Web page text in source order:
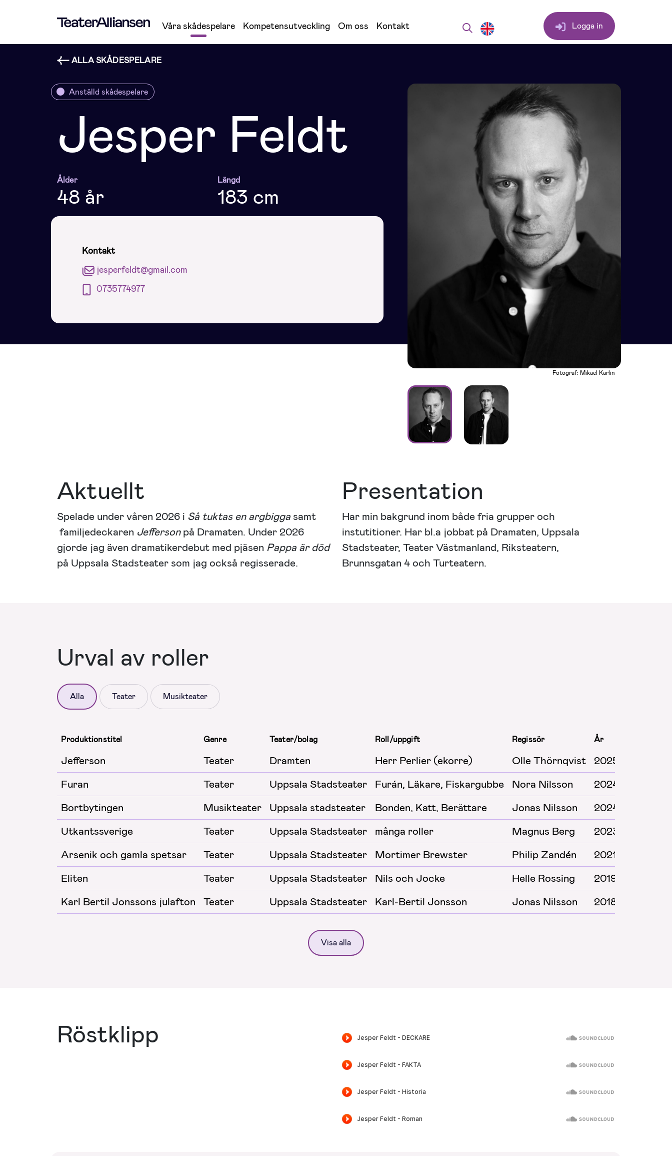
Våra skådespelare Kompetensutveckling Om oss Kontakt Logga in
ALLA SKÅDESPELARE
Anställd skådespelare
Jesper Feldt
Ålder
48 år
Längd
183 cm
Kontakt
jesperfeldt@gmail.com
0735774977
Fotograf: Mikael Karlin
Aktuellt
Spelade under våren 2026 i Så tuktas en argbiggasamt
familjedeckaren Jeffersonpå Dramaten. Under 2026
gjorde jag även dramatikerdebut med pjäsen Pappa är död
på Uppsala Stadsteater som jag också regisserade.
Presentation
Har min bakgrund inom både fria grupper och
instutitioner. Har bl.a jobbat på Dramaten, Uppsala
Stadsteater, Teater Västmanland, Riksteatern,
Brunnsgatan 4 och Turteatern.
Urval av roller
Alla Teater Musikteater
Produktionstitel Genre Teater/bolag Roll/uppgift Regissör År
Jefferson Teater Dramten Herr Perlier (ekorre) Olle Thörnqvist 2025
Furan
Teater Uppsala Stadsteater Furán, Läkare, Fiskargubbe Nora Nilsson
2024
Bortbytingen
Musikteater Uppsala stadsteater Bonden, Katt, Berättare Jonas Nilsson
2024
Utkantssverige
Teater Uppsala Stadsteater många roller Magnus Berg
2023
Arsenik och gamla spetsar
Teater Uppsala Stadsteater Mortimer Brewster Philip Zandén
2021
Eliten
Teater Uppsala Stadsteater Nils och Jocke Helle Rossing
2019
Karl Bertil Jonssons julafton
Teater Uppsala Stadsteater Karl-Bertil Jonsson Jonas Nilsson 2018
Visa alla
Röstklipp